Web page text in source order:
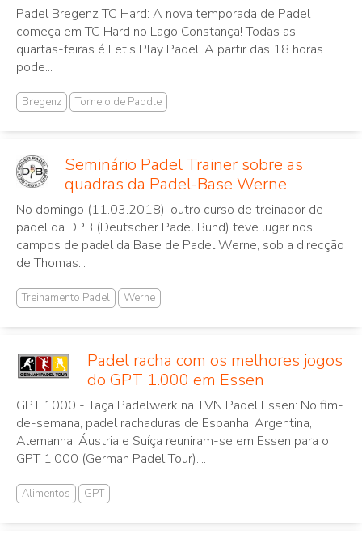
Padel Bregenz TC Hard: A nova temporada de Padel
começa em TC Hard no Lago Constança! Todas as
quartas-feiras é Let's Play Padel. A partir das 18 horas
pode...
Bregenz Torneio de Paddle
Seminário Padel Trainer sobre as
quadras da Padel-Base Werne
No domingo (11.03.2018), outro curso de treinador de
padel da DPB (Deutscher Padel Bund) teve lugar nos
campos de padel da Base de Padel Werne, sob a direcção
de Thomas...
Treinamento Padel Werne
Padel racha com os melhores jogos
do GPT 1.000 em Essen
GPT 1000 - Taça Padelwerk na TVN Padel Essen: No fim-
de-semana, padel rachaduras de Espanha, Argentina,
Alemanha, Áustria e Suíça reuniram-se em Essen para o
GPT 1.000 (German Padel Tour)....
Alimentos GPT